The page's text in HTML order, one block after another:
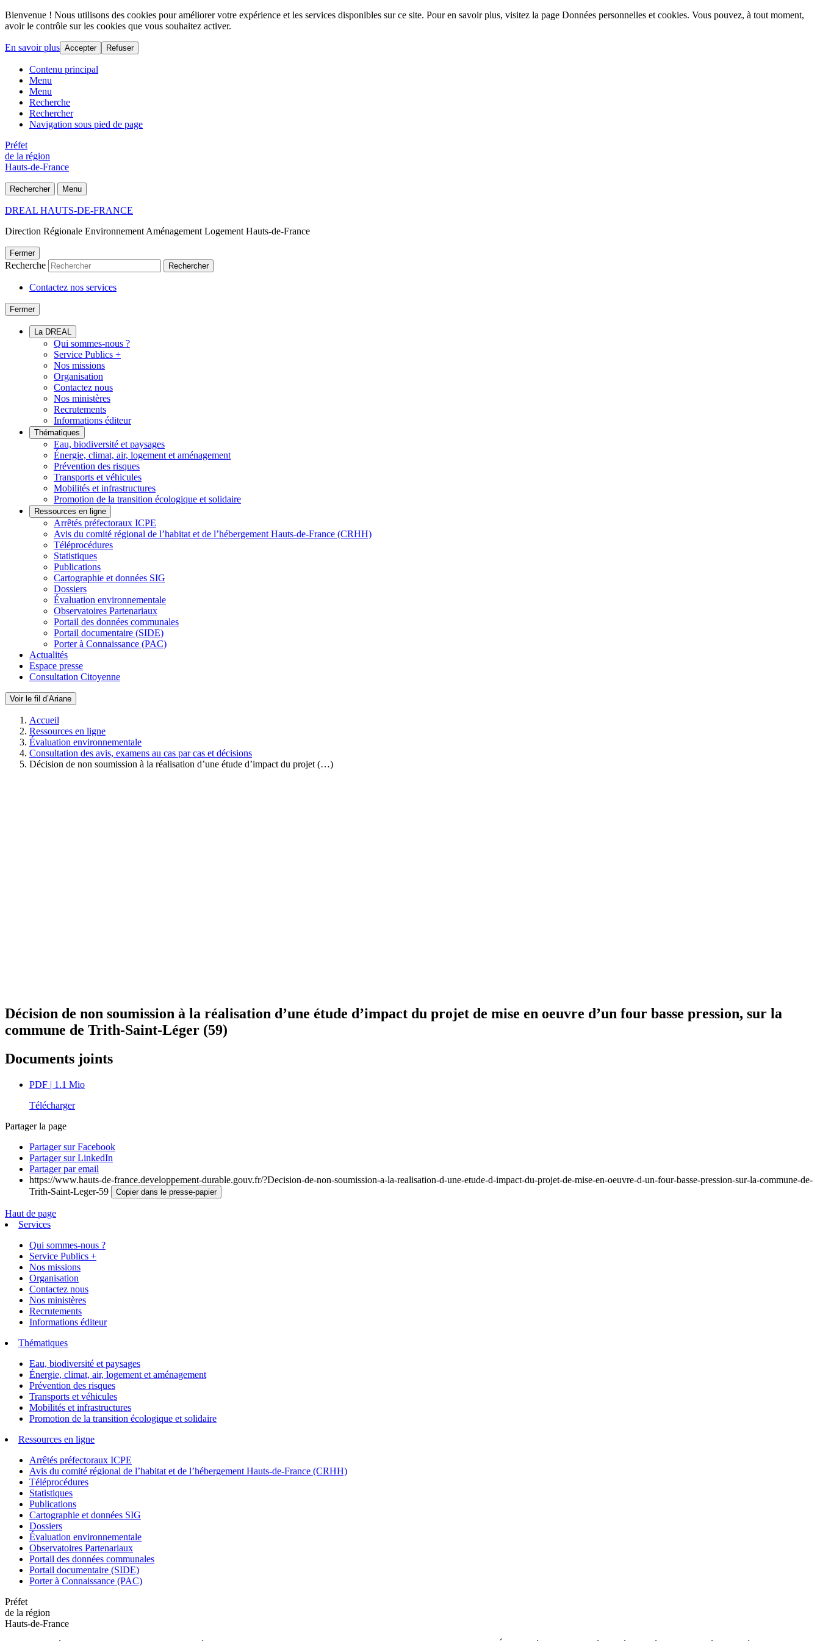
Bienvenue ! Nous utilisons des cookies pour améliorer votre expérience et les services disponibles sur ce site. Pour en savoir plus, visitez la page Données personnelles et cookies. Vous pouvez, à tout moment,
avoir le contrôle sur les cookies que vous souhaitez activer.
En savoir plus Accepter Refuser
Contenu principal
Menu
Menu
Recherche
Rechercher
Navigation sous pied de page
Préfet
de la région
Hauts-de-France
Rechercher Menu
DREAL HAUTS-DE-FRANCE
Direction Régionale Environnement Aménagement Logement Hauts-de-France
Fermer
Recherche Rechercher
Contactez nos services
Fermer
La DREAL
Qui sommes-nous ?
Service Publics +
Nos missions
Organisation
Contactez nous
Nos ministères
Recrutements
Informations éditeur
Thématiques
Eau, biodiversité et paysages
Énergie, climat, air, logement et aménagement
Prévention des risques
Transports et véhicules
Mobilités et infrastructures
Promotion de la transition écologique et solidaire
Ressources en ligne
Arrêtés préfectoraux ICPE
Avis du comité régional de l’habitat et de l’hébergement Hauts-de-France (CRHH)
Téléprocédures
Statistiques
Publications
Cartographie et données SIG
Dossiers
Évaluation environnementale
Observatoires Partenariaux
Portail des données communales
Portail documentaire (SIDE)
Porter à Connaissance (PAC)
Actualités
Espace presse
Consultation Citoyenne
Voir le fil d’Ariane
Accueil
Ressources en ligne
Évaluation environnementale
Consultation des avis, examens au cas par cas et décisions
Décision de non soumission à la réalisation d’une étude d’impact du projet (…)
Décision de non soumission à la réalisation d’une étude d’impact du projet de mise en oeuvre d’un four basse pression, sur la
commune de Trith-Saint-Léger (59)
Documents joints
PDF | 1.1 Mio
Télécharger
Partager la page
Partager sur Facebook
Partager sur LinkedIn
Partager par email
https://www.hauts-de-france.developpement-durable.gouv.fr/?Decision-de-non-soumission-a-la-realisation-d-une-etude-d-impact-du-projet-de-mise-en-oeuvre-d-un-four-basse-pression-sur-la-commune-de-
Trith-Saint-Leger-59
Copier dans le presse-papier
Haut de page
Services
Qui sommes-nous ?
Service Publics +
Nos missions
Organisation
Contactez nous
Nos ministères
Recrutements
Informations éditeur
Thématiques
Eau, biodiversité et paysages
Énergie, climat, air, logement et aménagement
Prévention des risques
Transports et véhicules
Mobilités et infrastructures
Promotion de la transition écologique et solidaire
Ressources en ligne
Arrêtés préfectoraux ICPE
Avis du comité régional de l’habitat et de l’hébergement Hauts-de-France (CRHH)
Téléprocédures
Statistiques
Publications
Cartographie et données SIG
Dossiers
Évaluation environnementale
Observatoires Partenariaux
Portail des données communales
Portail documentaire (SIDE)
Porter à Connaissance (PAC)
Préfet
de la région
Hauts-de-France